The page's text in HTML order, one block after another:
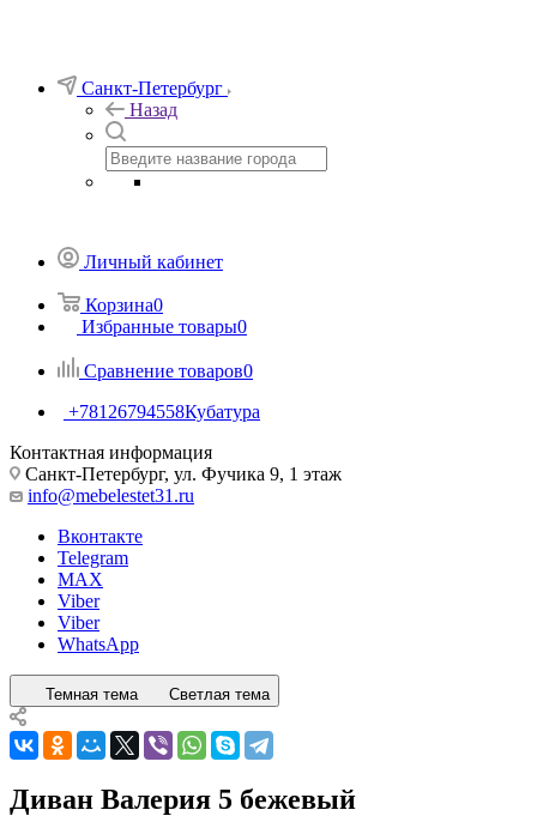
Санкт-Петербург
Назад
Личный кабинет
Корзина0
Избранные товары0
Сравнение товаров0
+78126794558Кубатура
Контактная информация
Санкт-Петербург, ул. Фучика 9, 1 этаж
info@mebelestet31.ru
Вконтакте
Telegram
MAX
Viber
Viber
WhatsApp
Темная тема Светлая тема
Диван Валерия 5 бежевый